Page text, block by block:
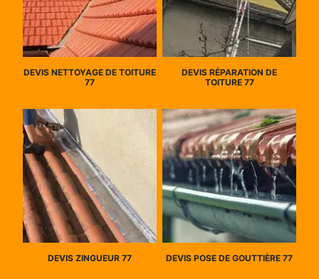
DEVIS NETTOYAGE DE TOITURE
77
DEVIS RÉPARATION DE
TOITURE 77
DEVIS ZINGUEUR 77 DEVIS POSE DE GOUTTIÈRE 77